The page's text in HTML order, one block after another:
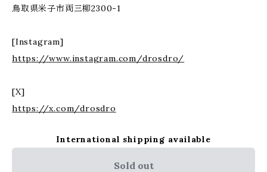
鳥取県米子市両三柳2300-1
[Instagram]
https://www.instagram.com/drosdro/
[X]
https://x.com/drosdro
International shipping available
Sold out